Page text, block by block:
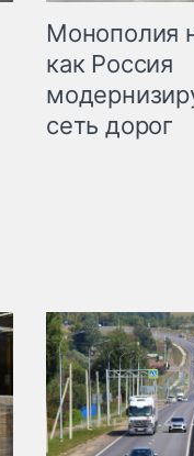
Монополия
как Россия
сеть дорог